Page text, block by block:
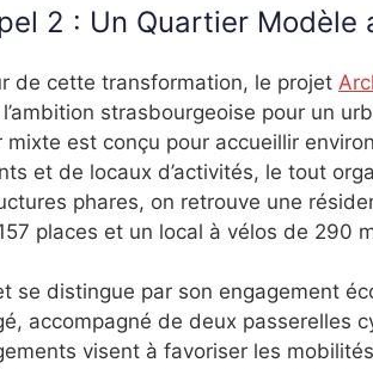
2 : Un Quartier Modèle
de cette transformation, le projet
strasbourgeoise pour un
mixte est conçu pour accueillir
et de locaux d’activités, le tout
phares, on retrouve une
places et un local à vélos de 290
se distingue par son engagement
accompagné de deux passerelles
visent à favoriser les